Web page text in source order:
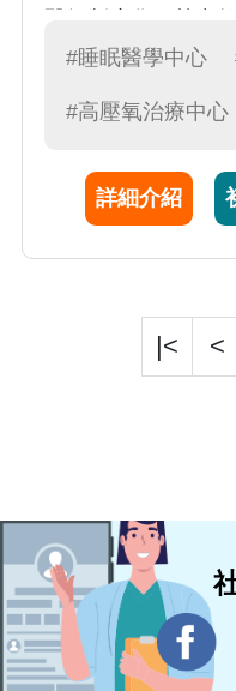
疾病致病機轉及治
#睡眠醫學中心
#高壓氧治療中心
詳細介紹
|< <